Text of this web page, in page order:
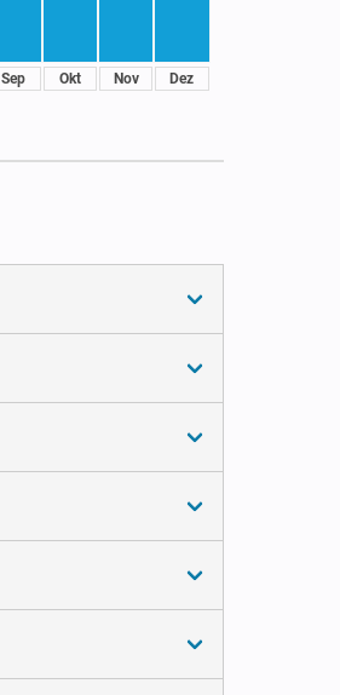
Sep Okt Nov Dez